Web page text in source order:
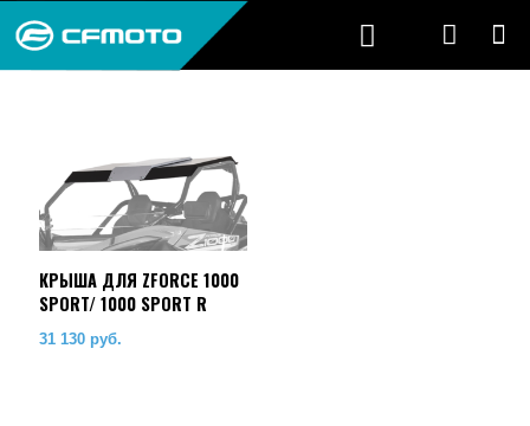
КРЫША ДЛЯ ZFORCE 1000
SPORT/ 1000 SPORT R
31 130 руб.